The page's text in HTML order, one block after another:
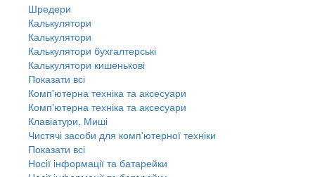
Шредери
Калькулятори
Калькулятори
Калькулятори бухгалтерські
Калькулятори кишенькові
Показати всі
Комп'ютерна техніка та аксесуари
Комп'ютерна техніка та аксесуари
Клавіатури, Миші
Чистячі засоби для комп'ютерної техніки
Показати всі
Носії інформації та батарейки